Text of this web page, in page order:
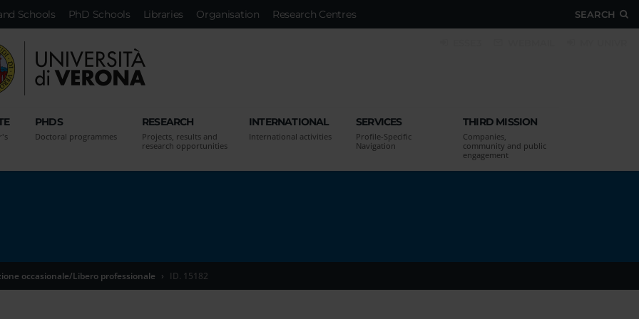
SEARCH
Schools PhD Schools Libraries Organisation Research Centres
PHDS
Doctoral programmes
RESEARCH
Projects, results and
research opportunities
INTERNATIONAL
International activities
SERVICES
Profile-Specific
Navigation
THIRD MISSION
Companies,
community and public
engagement
occasionale/Libero professionale ID. 15182